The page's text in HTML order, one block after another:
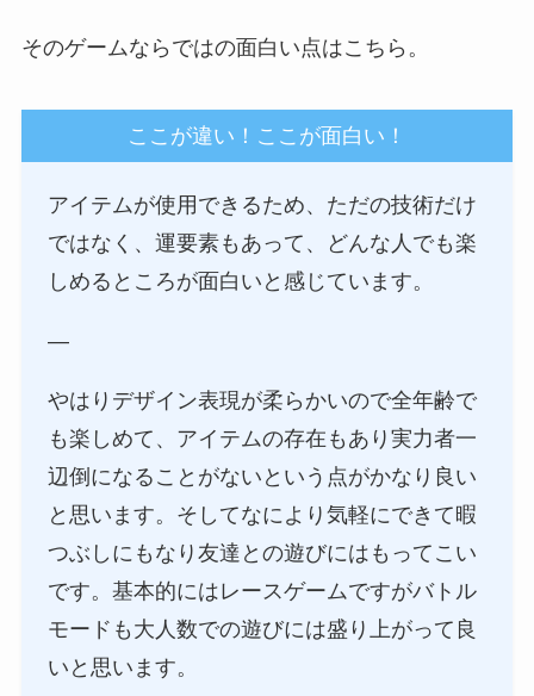
そのゲームならではの面白い点はこちら。
ここが違い！ここが面白い！
アイテムが使用できるため、ただの技術だけ
ではなく、運要素もあって、どんな人でも楽
しめるところが面白いと感じています。
—
やはりデザイン表現が柔らかいので全年齢で
も楽しめて、アイテムの存在もあり実力者一
辺倒になることがないという点がかなり良い
と思います。そしてなにより気軽にできて暇
つぶしにもなり友達との遊びにはもってこい
です。基本的にはレースゲームですがバトル
モードも大人数での遊びには盛り上がって良
いと思います。